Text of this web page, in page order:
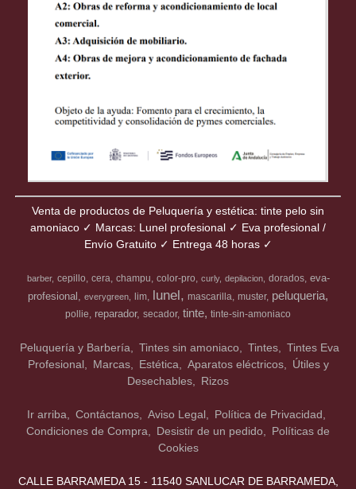
Venta de productos de Peluquería y estética: tinte pelo sin
amoniaco ✓ Marcas: Lunel profesional ✓ Eva profesional /
Envío Gratuito ✓ Entrega 48 horas ✓
barber cepillo cera champu color-pro curly depilacion dorados eva-
profesional
everygreen lim lunel mascarilla muster peluqueria
pollie reparador secador tinte tinte-sin-amoniaco
Peluquería y Barbería Tintes sin amoniaco Tintes
Tintes Eva
Profesional
Marcas Estética Aparatos eléctricos
Útiles y
Desechables
Rizos
Ir arriba Contáctanos Aviso Legal
Política de Privacidad
Condiciones de Compra
Desistir de un pedido
Políticas de
Cookies
CALLE BARRAMEDA 15 - 11540 SANLUCAR DE BARRAMEDA,